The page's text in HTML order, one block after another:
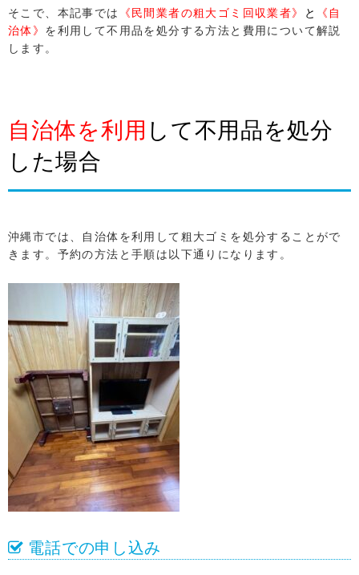
そこで、本記事では 《民間業者の粗大ゴミ回収業者》 と
《自
治体》 を利用して不用品を処分する方法と費用について解説
します。
自治体を利用 して不用品を処分
した場合
沖縄市では、自治体を利用して粗大ゴミを処分することがで
きます。予約の方法と手順は以下通りになります。
電話での申し込み